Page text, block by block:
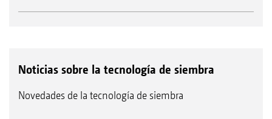
Noticias sobre la tecnología de siembra
Novedades de la tecnología de siembra